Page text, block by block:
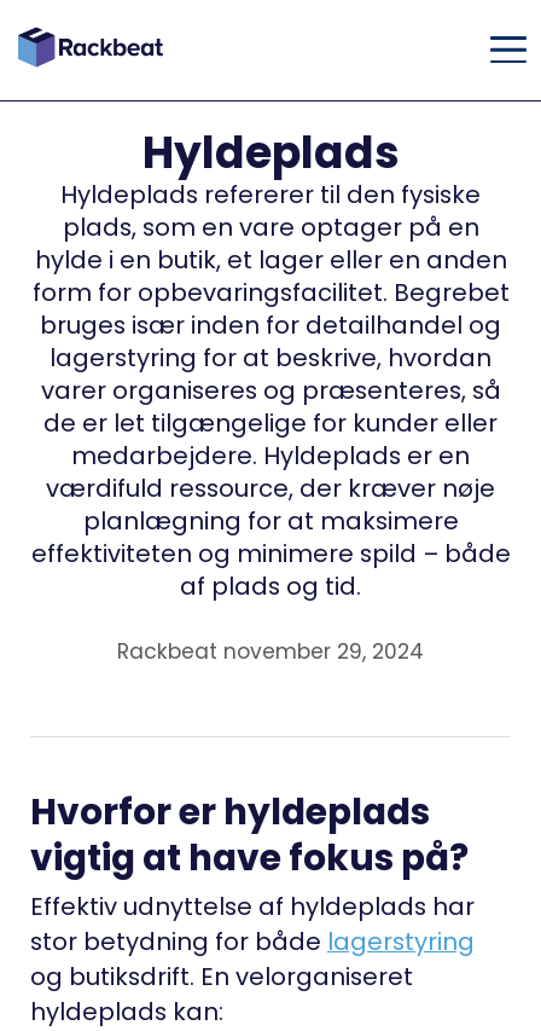
Hyldeplads
Hyldeplads refererer til den fysiske
plads, som en vare optager på en
hylde i en butik, et lager eller en anden
form for opbevaringsfacilitet. Begrebet
bruges især inden for detailhandel og
lagerstyring for at beskrive, hvordan
varer organiseres og præsenteres, så
de er let tilgængelige for kunder eller
medarbejdere. Hyldeplads er en
værdifuld ressource, der kræver nøje
planlægning for at maksimere
effektiviteten og minimere spild – både
af plads og tid.
Rackbeat november 29, 2024
Hvorfor er hyldeplads
vigtig at have fokus på?
Effektiv udnyttelse af hyldeplads har
stor betydning for både lagerstyring
og butiksdrift. En velorganiseret
hyldeplads kan: